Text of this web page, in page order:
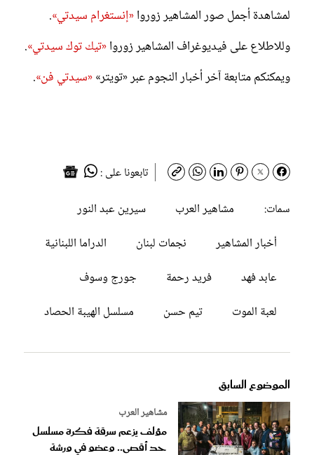
لمشاهدة أجمل صور المشاهير زوروا«إنستغرام سيدتي».
وللاطلاع على فيديوغراف المشاهير زوروا«تيك توك سيدتي».
ويمكنكم متابعة آخر أخبار النجوم عبر «تويتر»«سيدتي فن».
تابعونا على :
سمات:
مشاهير العرب
سيرين عبد النور
أخبار المشاهير
نجمات لبنان
الدراما اللبنانية
عابد فهد
فريد رحمة
جورج وسوف
لعبة الموت
تيم حسن مسلسل الهيبة الحصاد
الموضوع السابق
مشاهير العرب
مؤلف يزعم سرقة فكرة مسلسل
حد أقصى.. وعضو في ورشة